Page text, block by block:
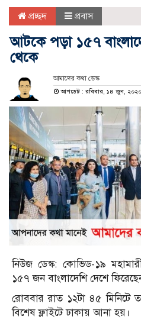
প্রচ্ছদ প্রবাস
আটকে পড়া ১৫৭
থেকে
আমাদের কথা ডেস্ক
আপডেট : রবিবার, ১৪ জুন, ২০২০
নিউজ ডেস্ক: কোভিড-১৯
১৫৭ জন বাংলাদেশি দেশে
রোববার রাত ১২টা ৪৫ মিনিটে
বিশেষ ফ্লাইটে ঢাকায় আনা হয়।